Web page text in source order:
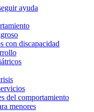
ayuda
con discapacidad
del comportamiento
menores